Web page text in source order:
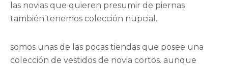
las novias que quieren presumir de piernas
también tenemos colección nupcial.
somos unas de las pocas tiendas que posee una
colección de vestidos de novia cortos. aunque